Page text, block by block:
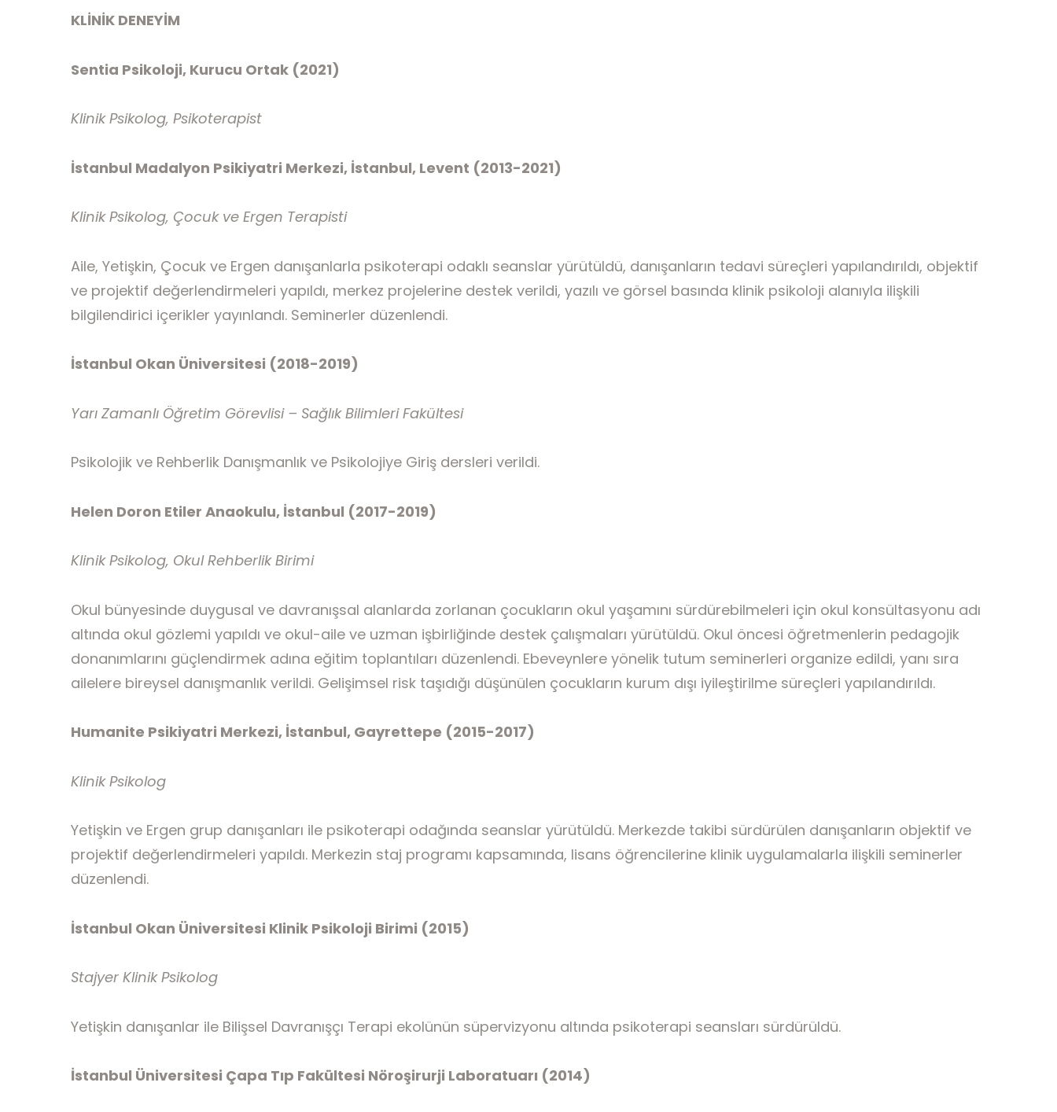
KLİNİK DENEYİM
Sentia Psikoloji, Kurucu Ortak (2021)
Klinik Psikolog, Psikoterapist
İstanbul Madalyon Psikiyatri Merkezi, İstanbul, Levent (2013-2021)
Klinik Psikolog, Çocuk ve Ergen Terapisti
Aile, Yetişkin, Çocuk ve Ergen danışanlarla psikoterapi odaklı seanslar yürütüldü, danışanların tedavi süreçleri yapılandırıldı, objektif
ve projektif değerlendirmeleri yapıldı, merkez projelerine destek verildi, yazılı ve görsel basında klinik psikoloji alanıyla ilişkili
bilgilendirici içerikler yayınlandı. Seminerler düzenlendi.
İstanbul Okan Üniversitesi (2018-2019)
Yarı Zamanlı Öğretim Görevlisi – Sağlık Bilimleri Fakültesi
Psikolojik ve Rehberlik Danışmanlık ve Psikolojiye Giriş dersleri verildi.
Helen Doron Etiler Anaokulu, İstanbul (2017-2019)
Klinik Psikolog, Okul Rehberlik Birimi
Okul bünyesinde duygusal ve davranışsal alanlarda zorlanan çocukların okul yaşamını sürdürebilmeleri için okul konsültasyonu adı
altında okul gözlemi yapıldı ve okul-aile ve uzman işbirliğinde destek çalışmaları yürütüldü. Okul öncesi öğretmenlerin pedagojik
donanımlarını güçlendirmek adına eğitim toplantıları düzenlendi. Ebeveynlere yönelik tutum seminerleri organize edildi, yanı sıra
ailelere bireysel danışmanlık verildi. Gelişimsel risk taşıdığı düşünülen çocukların kurum dışı iyileştirilme süreçleri yapılandırıldı.
Humanite Psikiyatri Merkezi, İstanbul, Gayrettepe (2015-2017)
Klinik Psikolog
Yetişkin ve Ergen grup danışanları ile psikoterapi odağında seanslar yürütüldü. Merkezde takibi sürdürülen danışanların objektif ve
projektif değerlendirmeleri yapıldı. Merkezin staj programı kapsamında, lisans öğrencilerine klinik uygulamalarla ilişkili seminerler
düzenlendi.
İstanbul Okan Üniversitesi Klinik Psikoloji Birimi (2015)
Stajyer Klinik Psikolog
Yetişkin danışanlar ile Bilişsel Davranışçı Terapi ekolünün süpervizyonu altında psikoterapi seansları sürdürüldü.
İstanbul Üniversitesi Çapa Tıp Fakültesi Nöroşirurji Laboratuarı (2014)